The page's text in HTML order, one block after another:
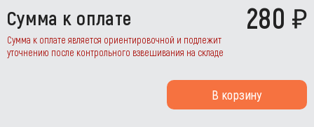
Сумма к оплате 280
Сумма к оплате является ориентировочной и подлежит
уточнению после контрольного взвешивания на складе
В корзину